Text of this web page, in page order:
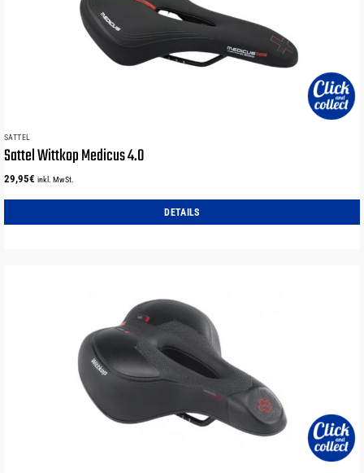
SATTEL
Sattel Wittkop Medicus 4.0
29,95€ inkl. MwSt.
DETAILS